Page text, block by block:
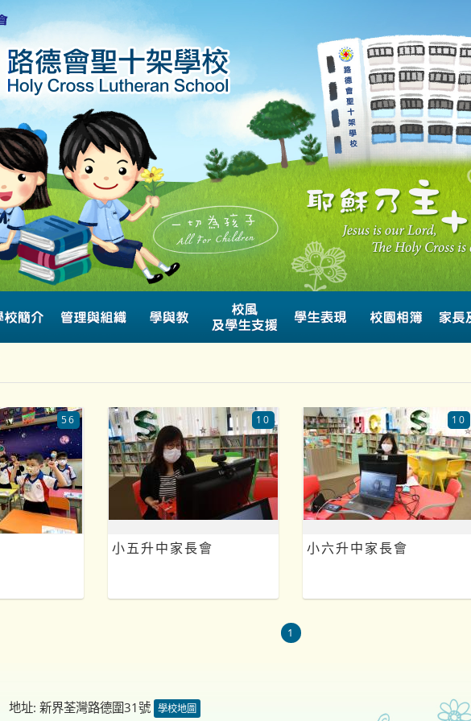
56
小五升中家長會
10
小六升中家長會
10
1
地址: 新界荃灣路德圍31號 學校地圖